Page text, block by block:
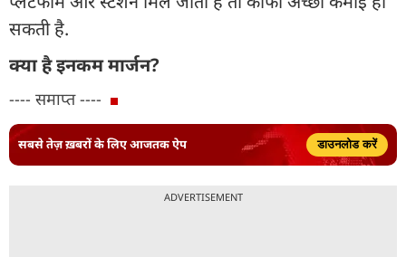
सकती है.
क्या है इनकम मार्जन?
---- समाप्त ----
सबसे तेज़ ख़बरों के लिए आजतक ऐप डाउनलोड करें
ADVERTISEMENT